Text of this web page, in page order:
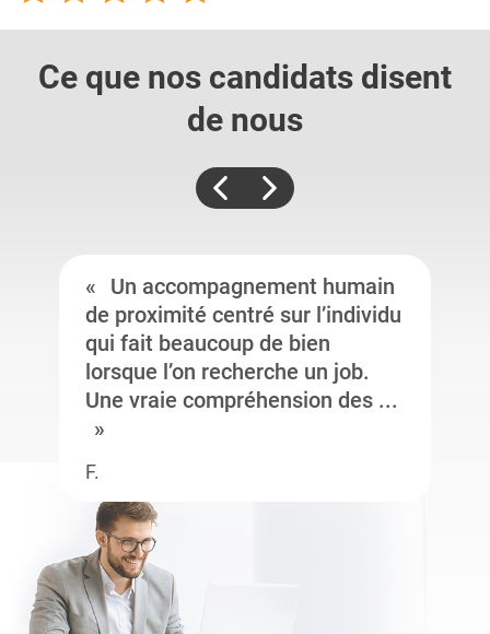
Ce que nos candidats disent
de nous
Un accompagnement humain
de proximité centré sur l’individu
qui fait beaucoup de bien
lorsque l’on recherche un job.
Une vraie compréhension des ...
F.